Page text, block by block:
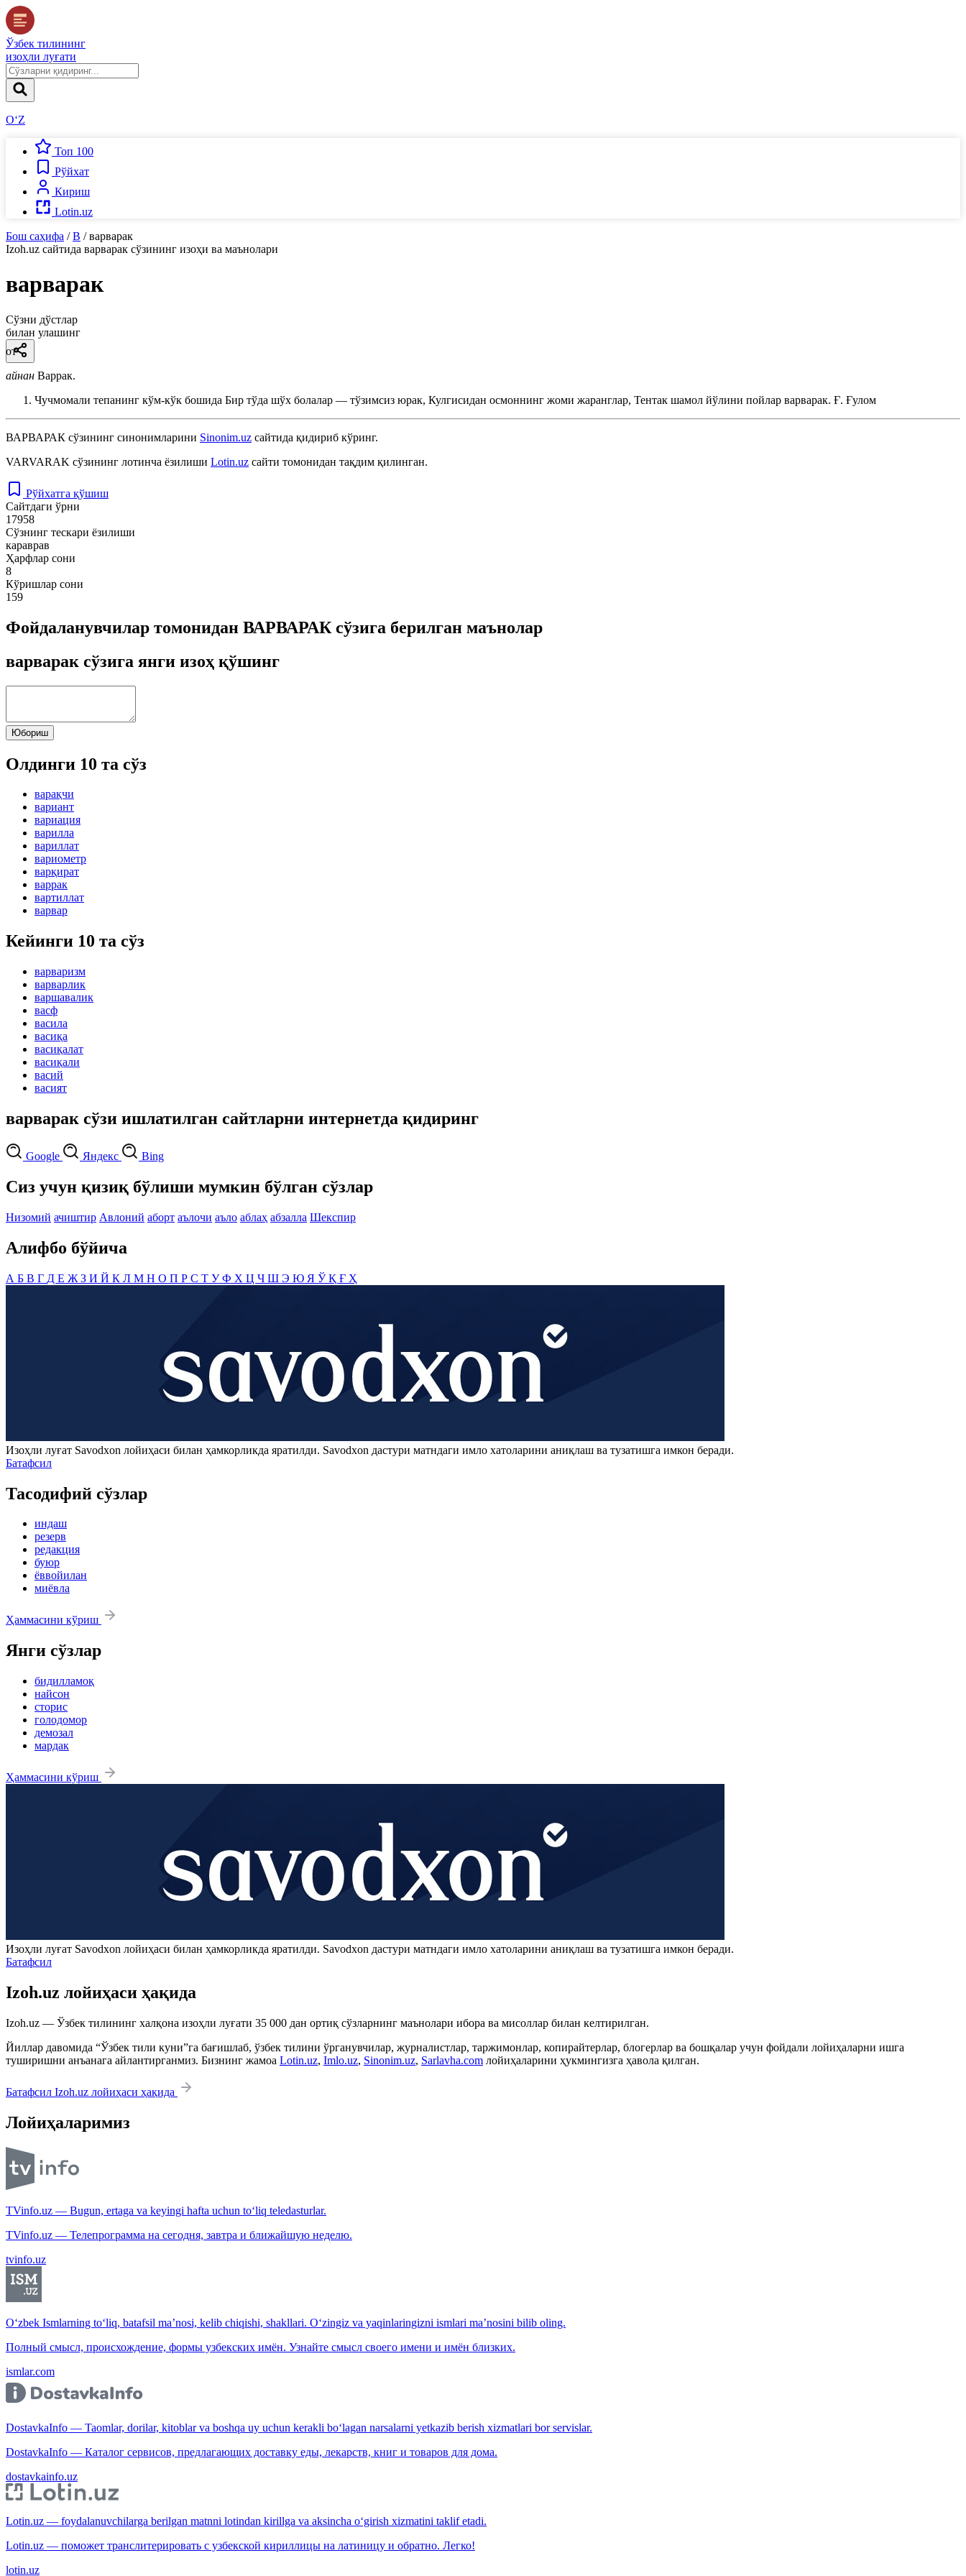
Ўзбек тилининг
изоҳли луғати
O‘Z
Топ 100
Рўйхат
Кириш
Lotin.uz
Бош саҳифа / В / варварак
Izoh.uz сайтида варварак сўзининг изоҳи ва маънолари
варварак
Сўзни дўстлар
билан улашинг
от
айнан Варрак.
Чучмомали тепанинг кўм-кўк бошида Бир тўда шўх болалар — тўзимсиз юрак, Кулгисидан осмоннинг жоми жаранглар, Тентак шамол йўлини пойлар варварак. Ғ. Ғулом
ВАРВАРАК сўзининг синонимларини Sinonim.uz сайтида қидириб кўринг.
VARVARAK сўзининг лотинча ёзилиши Lotin.uz сайти томонидан тақдим қилинган.
Рўйхатга қўшиш
Сайтдаги ўрни
17958
Сўзнинг тескари ёзилиши
караврав
Ҳарфлар сони
8
Кўришлар сони
159
Фойдаланувчилар томонидан ВАРВАРАК сўзига берилган маънолар
варварак сўзига янги изоҳ қўшинг
Юбориш
Олдинги 10 та сўз
варақчи
вариант
вариация
варилла
вариллат
вариометр
варқират
варрак
вартиллат
варвар
Кейинги 10 та сўз
варваризм
варварлик
варшавалик
васф
васила
васиқа
васиқалат
васиқали
васий
васият
варварак сўзи ишлатилган сайтларни интернетда қидиринг
Google Яндекс Bing
Сиз учун қизиқ бўлиши мумкин бўлган сўзлар
Низомий ачиштир Авлоний аборт аълочи аъло аблаҳ абзалла Шекспир
Алифбо бўйича
А Б В Г Д Е Ж З И Й К Л М Н О П Р С Т УФ Х Ц Ч Ш Э Ю Я ЎҚ Ғ Ҳ
Изоҳли луғат Savodxon лойиҳаси билан ҳамкорликда яратилди. Savodxon дастури матндаги имло хатоларини аниқлаш ва тузатишга имкон беради.
Батафсил
Тасодифий сўзлар
индаш
резерв
редакция
буюр
ёввойилан
миёвла
Ҳаммасини кўриш
Янги сўзлар
бидилламоқ
найсон
сторис
голодомор
демозал
мардак
Ҳаммасини кўриш
Изоҳли луғат Savodxon лойиҳаси билан ҳамкорликда яратилди. Savodxon дастури матндаги имло хатоларини аниқлаш ва тузатишга имкон беради.
Батафсил
Izoh.uz лойиҳаси ҳақида
Izoh.uz — Ўзбек тилининг халқона изоҳли луғати 35 000 дан ортиқ сўзларнинг маънолари ибора ва мисоллар билан келтирилган.
Йиллар давомида “Ўзбек тили куни”га бағишлаб, ўзбек тилини ўрганувчилар, журналистлар, таржимонлар, копирайтерлар, блогерлар ва бошқалар учун фойдали лойиҳаларни ишга
туширишни анъанага айлантирганмиз. Бизнинг жамоа Lotin.uz, Imlo.uz, Sinonim.uz, Sarlavha.com лойиҳаларини ҳукмингизга ҳавола қилган.
Батафсил Izoh.uz лойиҳаси ҳақида
Лойиҳаларимиз
TVinfo.uz — Bugun, ertaga va keyingi hafta uchun to‘liq teledasturlar.
TVinfo.uz — Телепрограмма на сегодня, завтра и ближайшую неделю.
tvinfo.uz
O‘zbek Ismlarning to‘liq, batafsil ma’nosi, kelib chiqishi, shakllari. O‘zingiz va yaqinlaringizni ismlari ma’nosini bilib oling.
Полный смысл, происхождение, формы узбекских имён. Узнайте смысл своего имени и имён близких.
ismlar.com
DostavkaInfo — Taomlar, dorilar, kitoblar va boshqa uy uchun kerakli bo‘lagan narsalarni yetkazib berish xizmatlari bor servislar.
DostavkaInfo — Каталог сервисов, предлагающих доставку еды, лекарств, книг и товаров для дома.
dostavkainfo.uz
Lotin.uz — foydalanuvchilarga berilgan matnni lotindan kirillga va aksincha o‘girish xizmatini taklif etadi.
Lotin.uz — поможет транслитерировать с узбекской кириллицы на латиницу и обратно. Легко!
lotin.uz